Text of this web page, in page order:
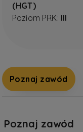
(HGT)
Poziom PRK: III
Poznaj zawód
Poznaj zawód